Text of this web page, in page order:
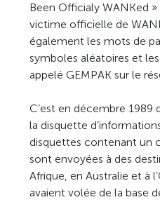
Been Officialy WANKed
victime officielle de
également les mots de
symboles aléatoires et
appelé GEMPAK sur le
C’est en décembre 1989
la disquette
disquettes contenant un
sont envoyées à des
Afrique, en Australie et à
avaient volée de la base